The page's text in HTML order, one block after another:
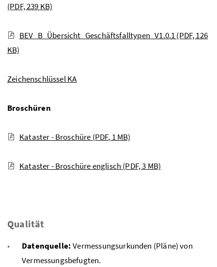
(PDF, 239 KB)
BEV_B_Übersicht_Geschäftsfalltypen_V1.0.1(PDF, 126
KB)
Zeichenschlüssel KA
Broschüren
Kataster - Broschüre (PDF, 1 MB)
Kataster - Broschüre englisch (PDF, 3 MB)
Qualität
Datenquelle:Vermessungsurkunden (Pläne) von
Vermessungsbefugten.